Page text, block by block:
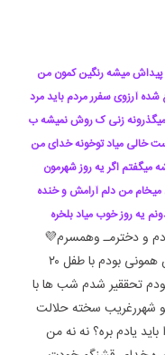
پیداش میشه رنگین کمون من
آرزوی سفرر مردم باید مرد
میگذرونه زنی ک روش نمیشه ب
خالی میاد توخونه خدای من
اگر یه روز شهرمون
من دلم آرامش و خنده
یه روز خوب میاد بلخره
و دخترمـ وهمسرم💜
گاهی آدم یادش میره چ روز های گذرونده من همونی بودم با طفل ۲۰
تحققیر شدم شب ها با
شهررغریب سخته حلالت
یادم بره؟ نه نه من